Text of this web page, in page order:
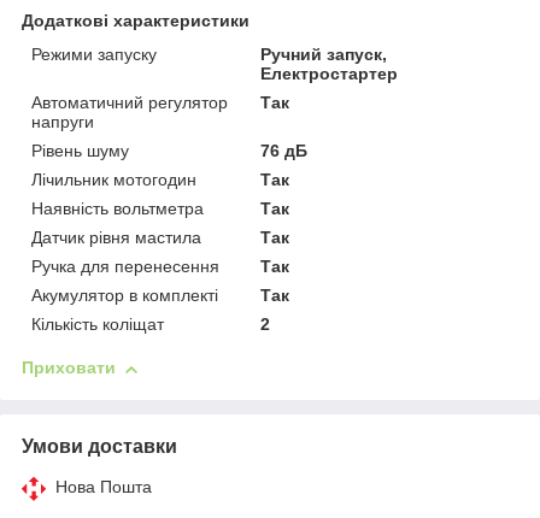
Додаткові характеристики
Режими запуску
Ручний запуск,
Електростартер
Автоматичний регулятор
напруги
Так
Рівень шуму
76 дБ
Лічильник мотогодин
Так
Наявність вольтметра
Так
Датчик рівня мастила
Так
Ручка для перенесення
Так
Акумулятор в комплекті
Так
Кількість коліщат
2
Приховати
Умови доставки
Нова Пошта